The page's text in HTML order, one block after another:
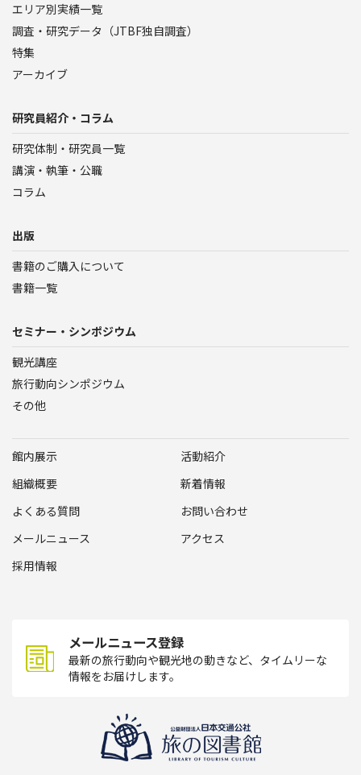
エリア別実績一覧
調査・研究データ（JTBF独自調査）
特集
アーカイブ
研究員紹介・コラム
研究体制・研究員一覧
講演・執筆・公職
コラム
出版
書籍のご購入について
書籍一覧
セミナー・シンポジウム
観光講座
旅行動向シンポジウム
その他
館内展示
活動紹介
組織概要
新着情報
よくある質問
お問い合わせ
メールニュース
アクセス
採用情報
メールニュース登録
最新の旅行動向や観光地の動きなど、タイムリーな
情報をお届けします。